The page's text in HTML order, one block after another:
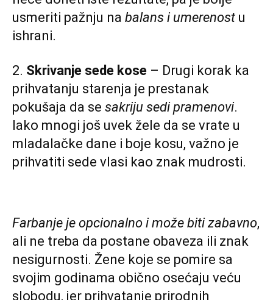
usmeriti pažnju na balans i umerenost u
ishrani.
2. Skrivanje sede kose – Drugi korak ka
prihvatanju starenja je prestanak
pokušaja da se sakriju sedi pramenovi.
Iako mnogi još uvek žele da se vrate u
mladalačke dane i boje kosu, važno je
prihvatiti sede vlasi kao znak mudrosti.
Farbanje je opcionalno i može biti zabavno,
ali ne treba da postane obaveza ili znak
nesigurnosti. Žene koje se pomire sa
svojim godinama obično osećaju veću
slobodu, jer prihvatanje prirodnih